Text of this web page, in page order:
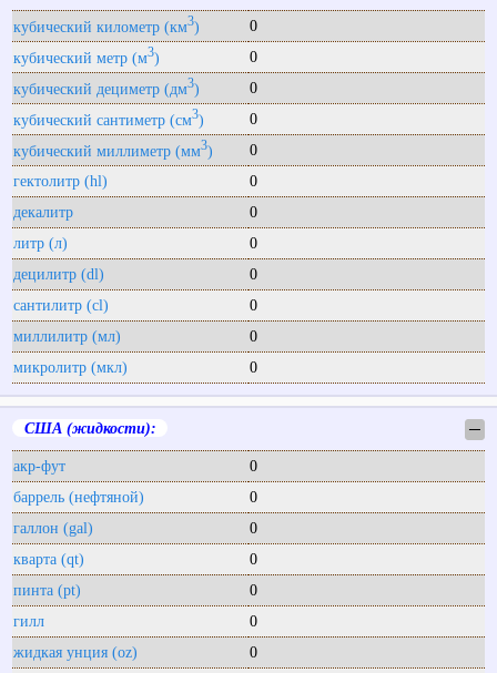
кубический километр (км3)
0
кубический метр (м3)
0
кубический дециметр (дм3)
0
кубический сантиметр (см3)
0
кубический миллиметр (мм3)
0
гектолитр (hl)
0
декалитр
0
литр (л)
0
децилитр (dl)
0
сантилитр (cl)
0
миллилитр (мл)
0
микролитр (мкл)
0
США (жидкости): ─
акр-фут
0
баррель (нефтяной)
0
галлон (gal)
0
кварта (qt)
0
пинта (pt)
0
гилл
0
жидкая унция (oz)
0